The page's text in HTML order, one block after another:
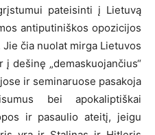
pateisinti į Lietuvą
antiputiniškos opozicijos
čia nuolat mirga Lietuvos
dešinę „demaskuojančius“
ir seminaruose pasakoja
bei apokaliptiškai
ir pasaulio ateitį, jeigu